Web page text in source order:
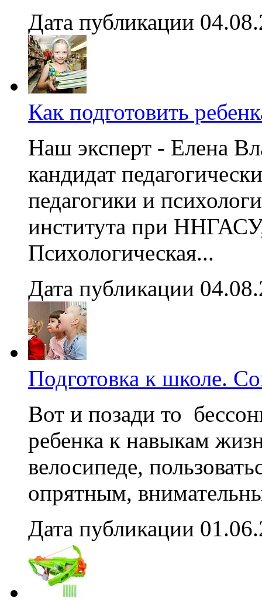
Дата публикации
Как подготовить
Наш эксперт - Елена
кандидат
педагогики и
института при
Психологическая...
Дата публикации
Подготовка к школе.
Вот и позади то
ребенка к навыкам
велосипеде,
опрятным,
Дата публикации